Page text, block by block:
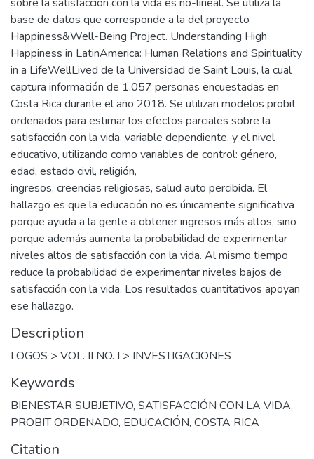
base de datos que corresponde a la del proyecto
Happiness&Well-Being Project. Understanding High
Happiness in LatinAmerica: Human Relations and Spirituality
in a LifeWellLived de la Universidad de Saint Louis, la cual
captura información de 1.057 personas encuestadas en
Costa Rica durante el año 2018. Se utilizan modelos probit
ordenados para estimar los efectos parciales sobre la
satisfacción con la vida, variable dependiente, y el nivel
educativo, utilizando como variables de control: género,
edad, estado civil, religión,
ingresos, creencias religiosas, salud auto percibida. El
hallazgo es que la educación no es únicamente significativa
porque ayuda a la gente a obtener ingresos más altos, sino
porque además aumenta la probabilidad de experimentar
niveles altos de satisfacción con la vida. Al mismo tiempo
reduce la probabilidad de experimentar niveles bajos de
satisfacción con la vida. Los resultados cuantitativos apoyan
ese hallazgo.
Description
LOGOS > VOL. II NO. I > INVESTIGACIONES
Keywords
BIENESTAR SUBJETIVO, SATISFACCIÓN CON LA VIDA,
PROBIT ORDENADO, EDUCACIÓN, COSTA RICA
Citation